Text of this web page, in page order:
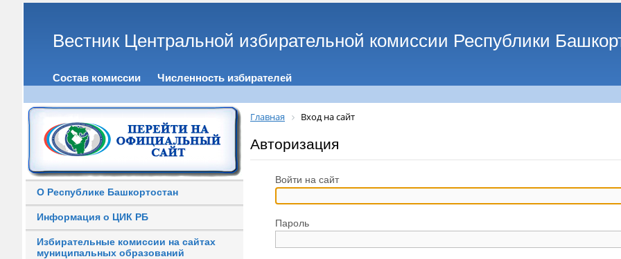
Вестник Центральной избирательной комиссии Республики
Состав комиссии Численность избирателей
О Республике Башкортостан
Информация о ЦИК РБ
Избирательные комиссии на сайтах
муниципальных образований
Главная Вход на сайт
Авторизация
Войти на сайт
Пароль